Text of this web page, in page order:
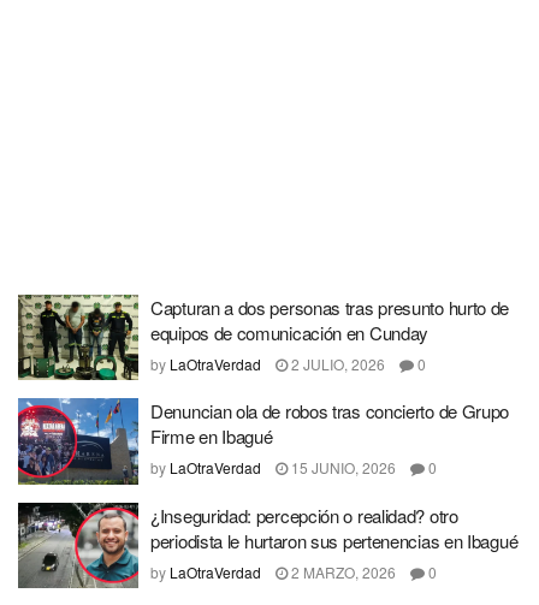
Capturan a dos personas tras presunto hurto de
equipos de comunicación en Cunday
by LaOtraVerdad 2 JULIO, 2026 0
Denuncian ola de robos tras concierto de Grupo
Firme en Ibagué
by LaOtraVerdad 15 JUNIO, 2026 0
¿Inseguridad: percepción o realidad? otro
periodista le hurtaron sus pertenencias en Ibagué
by LaOtraVerdad 2 MARZO, 2026 0